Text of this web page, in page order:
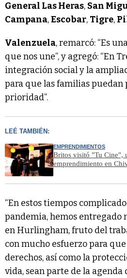
General Las Heras, San
Campana,Escobar, Tigre,
Valenzuela, remarcó: “Es
que nos une”, y agregó: “En
integración social y la
para que las familias puedan
prioridad”.
LEÉ TAMBIÉN:
EMPRENDIMIENTOS
Britos visitó "Tu Cine",
emprendimiento en
“En estos tiempos
pandemia, hemos entregado
en Hurlingham, fruto del
con mucho esfuerzo para
derechos, así como la
vida, sean parte de la agenda